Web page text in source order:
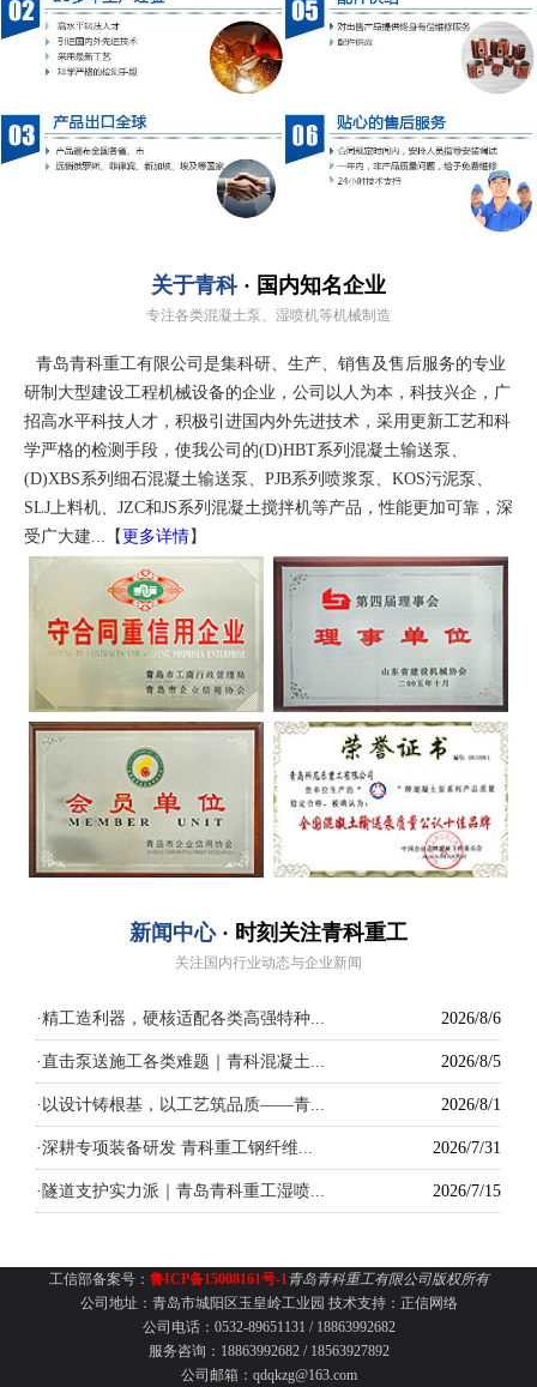
关于青科· 国内知名企业
专注各类混凝土泵、湿喷机等机械制造
青岛青科重工有限公司是集科研、生产、销售及售后服务的专业
研制大型建设工程机械设备的企业，公司以人为本，科技兴企，广
招高水平科技人才，积极引进国内外先进技术，采用更新工艺和科
学严格的检测手段，使我公司的(D)HBT系列混凝土输送泵、
(D)XBS系列细石混凝土输送泵、PJB系列喷浆泵、KOS污泥泵、
SLJ上料机、JZC和JS系列混凝土搅拌机等产品，性能更加可靠，深
受广大建...【 更多详情】
新闻中心· 时刻关注青科重工
关注国内行业动态与企业新闻
2026/8/6
·精工造利器，硬核适配各类高强特种...
2026/8/5
·直击泵送施工各类难题｜青科混凝土...
2026/8/1
· 以设计铸根基，以工艺筑品质——青...
2026/7/31
·深耕专项装备研发 青科重工钢纤维...
2026/7/15
· 隧道支护实力派｜青岛青科重工湿喷...
工信部备案号： 鲁ICP备15008161号-1青岛青科重工有限公司版权所有
公司地址：青岛市城阳区玉皇岭工业园 技术支持： 正信网络
公司电话：0532-89651131 / 18863992682
服务咨询：18863992682 / 18563927892
公司邮箱：qdqkzg@163.com